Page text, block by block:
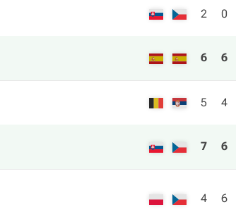
2 0
6 6
5 4
7 6
4 6